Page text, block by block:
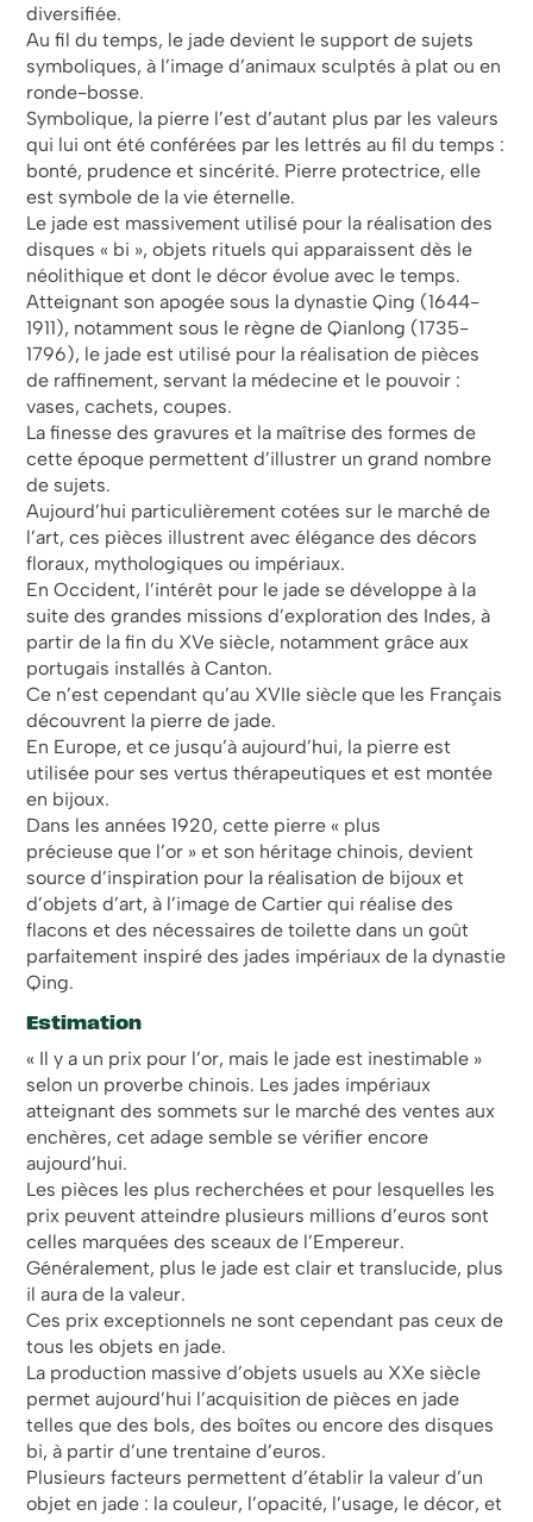
diversifiée.
Au fil du temps, le jade devient le support de sujets
symboliques, à l’image d’animaux sculptés à plat ou en
ronde-bosse.
Symbolique, la pierre l’est d’autant plus par les valeurs
qui lui ont été conférées par les lettrés au fil du temps :
bonté, prudence et sincérité. Pierre protectrice, elle
est symbole de la vie éternelle.
Le jade est massivement utilisé pour la réalisation des
disques « bi », objets rituels qui apparaissent dès le
néolithique et dont le décor évolue avec le temps.
Atteignant son apogée sous la dynastie Qing (1644-
1911), notamment sous le règne de Qianlong (1735-
1796), le jade est utilisé pour la réalisation de pièces
de raffinement, servant la médecine et le pouvoir :
vases, cachets, coupes.
La finesse des gravures et la maîtrise des formes de
cette époque permettent d’illustrer un grand nombre
de sujets.
Aujourd’hui particulièrement cotées sur le marché de
l’art, ces pièces illustrent avec élégance des décors
floraux, mythologiques ou impériaux.
En Occident, l’intérêt pour le jade se développe à la
suite des grandes missions d’exploration des Indes, à
partir de la fin du XVe siècle, notamment grâce aux
portugais installés à Canton.
Ce n’est cependant qu’au XVIIe siècle que les Français
découvrent la pierre de jade.
En Europe, et ce jusqu’à aujourd’hui, la pierre est
utilisée pour ses vertus thérapeutiques et est montée
en bijoux.
Dans les années 1920, cette pierre « plus
précieuse que l’or » et son héritage chinois, devient
source d’inspiration pour la réalisation de bijoux et
d’objets d’art, à l’image de Cartier qui réalise des
flacons et des nécessaires de toilette dans un goût
parfaitement inspiré des jades impériaux de la dynastie
Qing.
Estimation
« Il y a un prix pour l’or, mais le jade est inestimable »
selon un proverbe chinois. Les jades impériaux
atteignant des sommets sur le marché des ventes aux
enchères, cet adage semble se vérifier encore
aujourd’hui.
Les pièces les plus recherchées et pour lesquelles les
prix peuvent atteindre plusieurs millions d’euros sont
celles marquées des sceaux de l’Empereur.
Généralement, plus le jade est clair et translucide, plus
il aura de la valeur.
Ces prix exceptionnels ne sont cependant pas ceux de
tous les objets en jade.
La production massive d’objets usuels au XXe siècle
permet aujourd’hui l’acquisition de pièces en jade
telles que des bols, des boîtes ou encore des disques
bi, à partir d’une trentaine d’euros.
Plusieurs facteurs permettent d’établir la valeur d’un
objet en jade : la couleur, l’opacité, l’usage, le décor, et